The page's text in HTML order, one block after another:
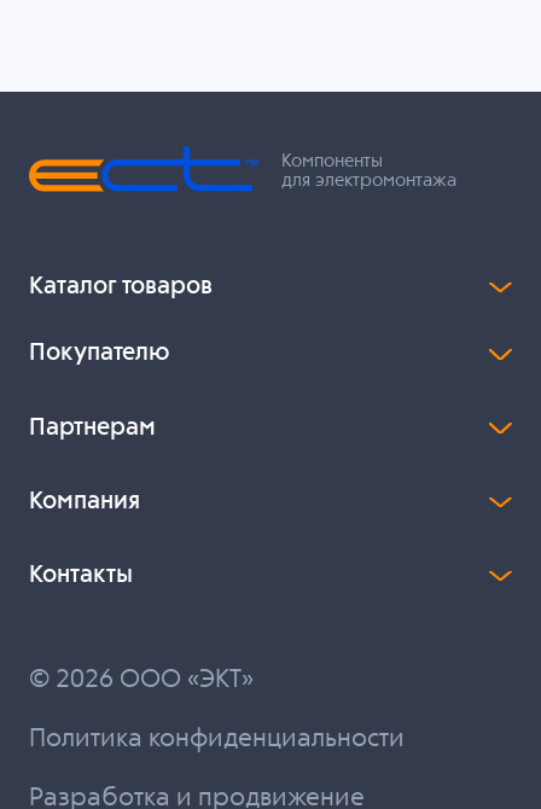
Компоненты
для электромонтажа
Каталог товаров
Покупателю
Партнерам
Компания
Контакты
© 2026 ООО «ЭКТ»
Политика конфиденциальности
Разработка и продвижение